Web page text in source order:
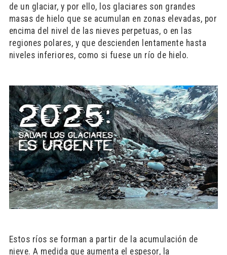
de un glaciar, y por ello, los glaciares son grandes
masas de hielo que se acumulan en zonas elevadas, por
encima del nivel de las nieves perpetuas, o en las
regiones polares, y que descienden lentamente hasta
niveles inferiores, como si fuese un río de hielo.
Estos ríos se forman a partir de la acumulación de
nieve. A medida que aumenta el espesor, la